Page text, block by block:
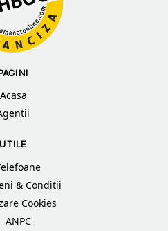
Acasa
UTILE
& Conditii
Cookies
ANPC